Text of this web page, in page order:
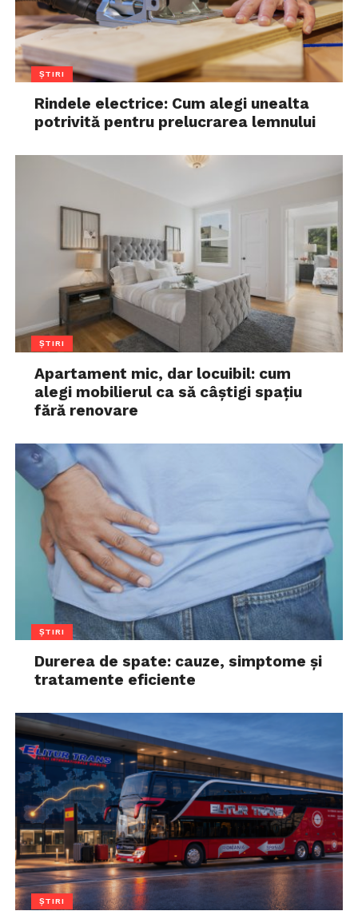
ȘTIRI
Rindele electrice: Cum alegi unealta
potrivită pentru prelucrarea lemnului
ȘTIRI
Apartament mic, dar locuibil: cum
alegi mobilierul ca să câștigi spațiu
fără renovare
ȘTIRI
Durerea de spate: cauze, simptome și
tratamente eficiente
ȘTIRI